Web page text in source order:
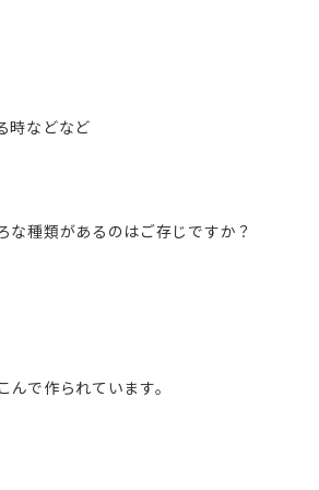
時などなど
な種類があるのはご存じですか？
で作られています。